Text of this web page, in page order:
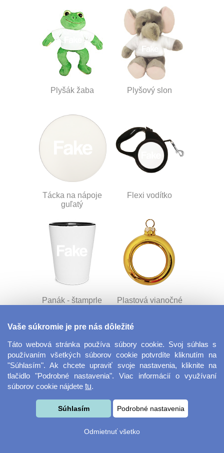
Plyšák žaba Plyšový slon
Tácka na nápoje
guľatý
Flexi vodítko
Panák - štamprle
Plastová vianočné
Fotorámček bez
Darčekový poukaz
Vaše súkromie je pre nás dôležité
Táto webová stránka používa súbory cookie. Svoj súhlas s
používaním všetkých súborov cookie potvrdíte kliknutím na
"Súhlasím". Ak chcete upraviť svoje nastavenia, kliknite na
tlačidlo "Podrobné nastavenia". Viac informácií o využívaní
súborov cookie nájdete tu.
Súhlasím Podrobné nastavenia
Odmietnuť všetko